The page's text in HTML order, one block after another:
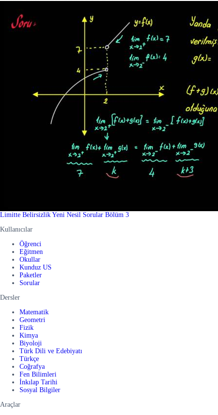
Limitte Belirsizlik Yeni Nesil Sorular Bölüm 3
Kullanıcılar
Öğrenci
Eğitmen
Okullar
Kunduz US
Paketler
Sorular
Dersler
Matematik
Geometri
Fizik
Kimya
Biyoloji
Türk Dili ve Edebiyatı
Türkçe
Coğrafya
Fen Bilimleri
İnkılap Tarihi
Sosyal Bilgiler
Araçlar